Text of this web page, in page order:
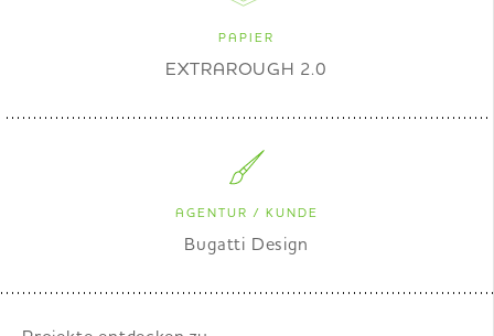
PAPIER
EXTRAROUGH 2.0
AGENTUR / KUNDE
Bugatti Design